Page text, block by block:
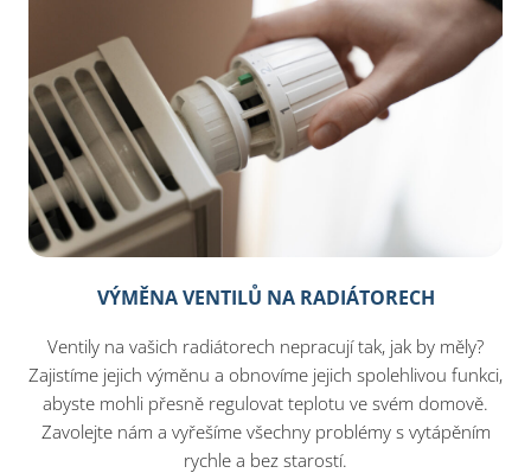
VÝMĚNA VENTILŮ NA RADIÁTORECH
Ventily na vašich radiátorech nepracují tak, jak by měly?
Zajistíme jejich výměnu a obnovíme jejich spolehlivou funkci,
abyste mohli přesně regulovat teplotu ve svém domově.
Zavolejte nám a vyřešíme všechny problémy s vytápěním
rychle a bez starostí.